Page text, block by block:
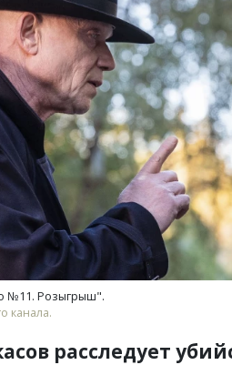
№11. Розыгрыш".
канала.
расследует